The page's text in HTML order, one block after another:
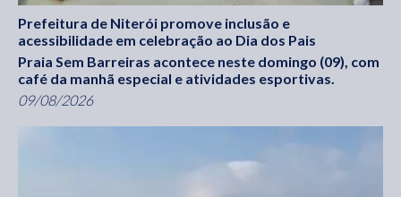
Prefeitura de Niterói promove inclusão e
acessibilidade em celebração ao Dia dos Pais
Praia Sem Barreiras acontece neste domingo (09), com
café da manhã especial e atividades esportivas.
09/08/2026